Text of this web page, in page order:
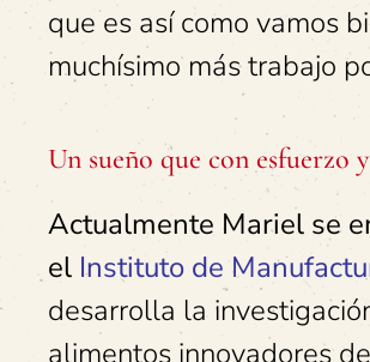
que es así como vamos
muchísimo más trabajo
Un sueño que con esfuerzo
Actualmente Mariel se
el Instituto de
desarrolla la
alimentos innovadores